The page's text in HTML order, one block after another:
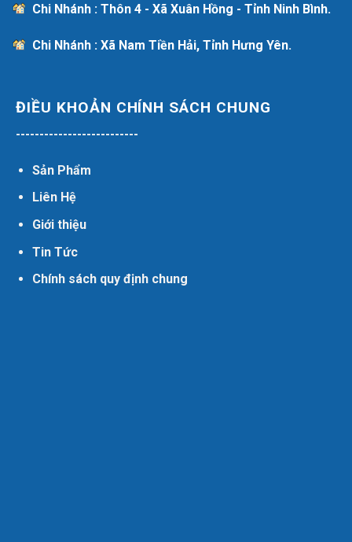
Chi Nhánh : Thôn 4 - Xã Xuân Hồng - Tỉnh Ninh Bình.
Chi Nhánh : Xã Nam Tiền Hải, Tỉnh Hưng Yên.
ĐIỀU KHOẢN CHÍNH SÁCH CHUNG
--------------------------
Sản Phẩm
Liên Hệ
Giới thiệu
Tin Tức
Chính sách quy định chung